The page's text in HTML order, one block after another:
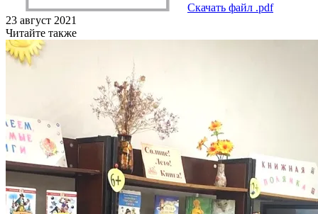
Скачать файл .pdf
23 август 2021
Читайте также